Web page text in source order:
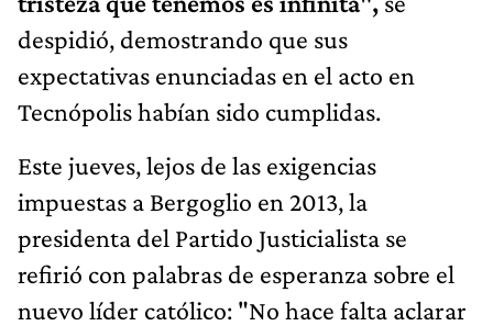
despidió, demostrando que sus
expectativas enunciadas en el acto en
Tecnópolis habían sido cumplidas.
Este jueves, lejos de las exigencias
impuestas a Bergoglio en 2013, la
presidenta del Partido Justicialista se
refirió con palabras de esperanza sobre el
nuevo líder católico: "No hace falta aclarar